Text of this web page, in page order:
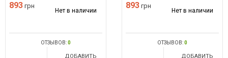
893 грн
Нет в наличии
ОТЗЫВОВ:0
ДОБАВИТЬ
893 грн
Нет в наличии
ОТЗЫВОВ:0
ДОБАВИТЬ